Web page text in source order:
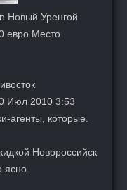
Новый Уренгой
евро Место
Июл 2010 3:53
агенты, которые.
Новороссийск
ясно.